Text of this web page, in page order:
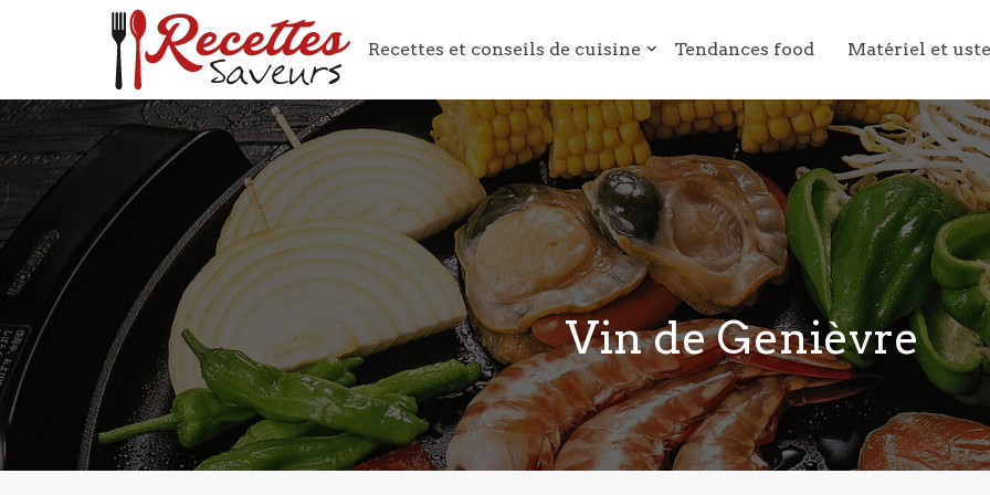
Recettes et conseils de cuisine Tendances food Matériel et
Vin de Genièvre